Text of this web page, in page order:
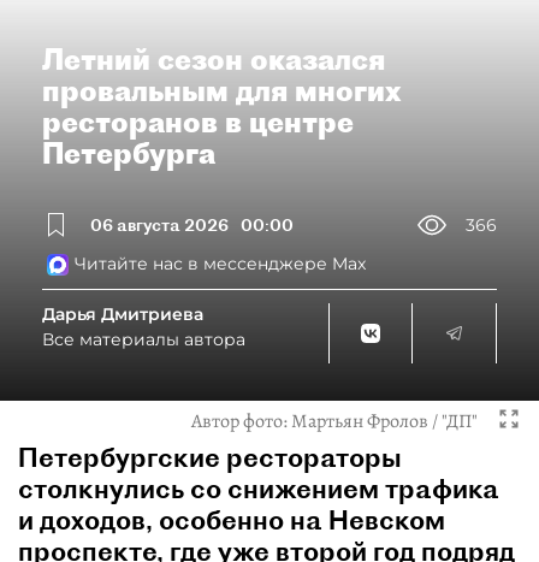
Летний сезон оказался
провальным для многих
ресторанов в центре
Петербурга
06 августа 2026 00:00
366
Читайте нас в мессенджере Max
Дарья Дмитриева
Все материалы автора
Автор фото:Мартьян Фролов / "ДП"
Петербургские рестораторы
столкнулись со снижением трафика
и доходов, особенно на Невском
проспекте, где уже второй год подряд